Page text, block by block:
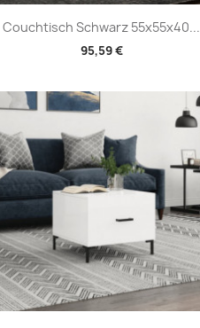
Couchtisch Schwarz 55x55x40...
95,59 €
Vorschau